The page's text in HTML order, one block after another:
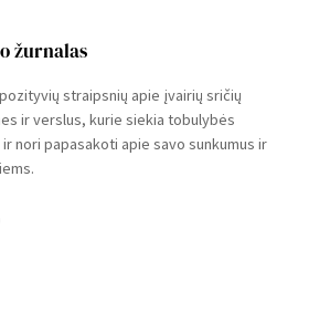
žurnalas
straipsnių apie įvairių sričių
ir verslus, kurie siekia tobulybės
nori papasakoti apie savo sunkumus ir